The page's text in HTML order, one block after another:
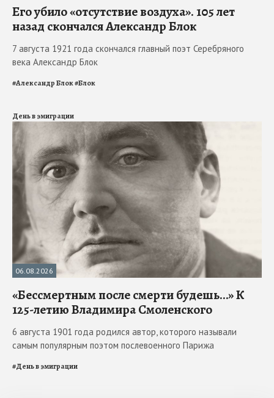
Его убило «отсутствие воздуха». 105 лет
назад скончался Александр Блок
7 августа 1921 года скончался главный поэт Серебряного
века Александр Блок
#Александр Блок#Блок
День в эмиграции
06.08.2026
«Бессмертным после смерти будешь…» К
125-летию Владимира Смоленского
6 августа 1901 года родился автор, которого называли
самым популярным поэтом послевоенного Парижа
#День в эмиграции